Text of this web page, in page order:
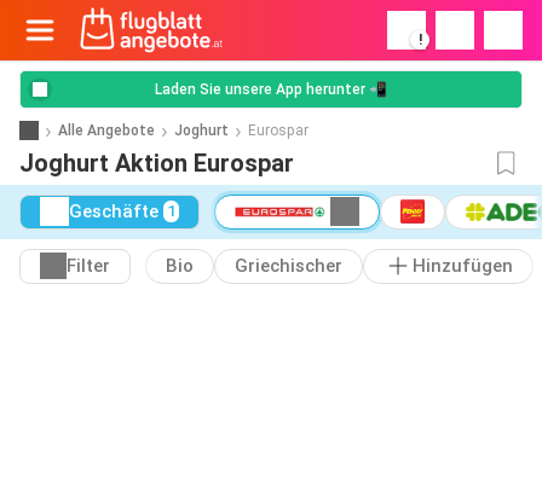
!
Laden Sie unsere App herunter 📲
Alle Angebote Joghurt Eurospar
Joghurt Aktion Eurospar
Geschäfte 1
Filter Bio Griechischer Hinzufügen